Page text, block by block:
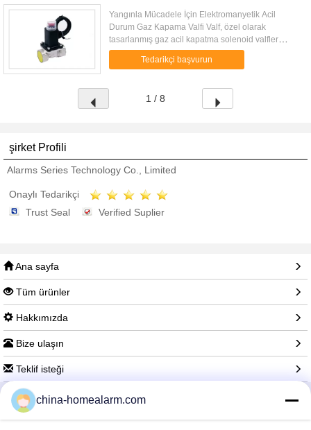
Yangınla Mücadele İçin Elektromanyetik Acil
Durum Gaz Kapama Valfi Valf, özel olarak
tasarlanmış gaz acil kapatma solenoid valfler
dizisidir Acil durum için gaz boru kesicisi olarak.
Gaz sızıntısı algılama sens...
Tedarikçi başvurun
1 / 8
şirket Profili
Alarms Series Technology Co., Limited
Onaylı Tedarikçi
Trust Seal
Verified Suplier
Ana sayfa
Tüm ürünler
Hakkımızda
Bize ulaşın
Teklif isteği
Dil değiştirchina-homealarm.com